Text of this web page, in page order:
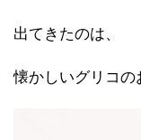
出てきたのは、
懐かしいグリコの